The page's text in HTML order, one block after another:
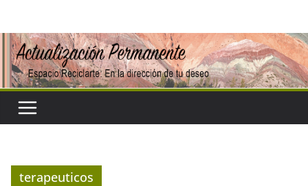
contenido
terapeuticos